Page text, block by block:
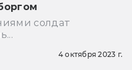
солдат
4 октября 2023 г.